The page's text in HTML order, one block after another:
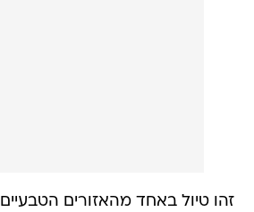
זהו טיול באחד מהאזורים